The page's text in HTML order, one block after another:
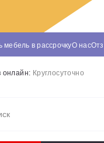
мебель в рассрочкуО нас
онлайн: Круглосуточно